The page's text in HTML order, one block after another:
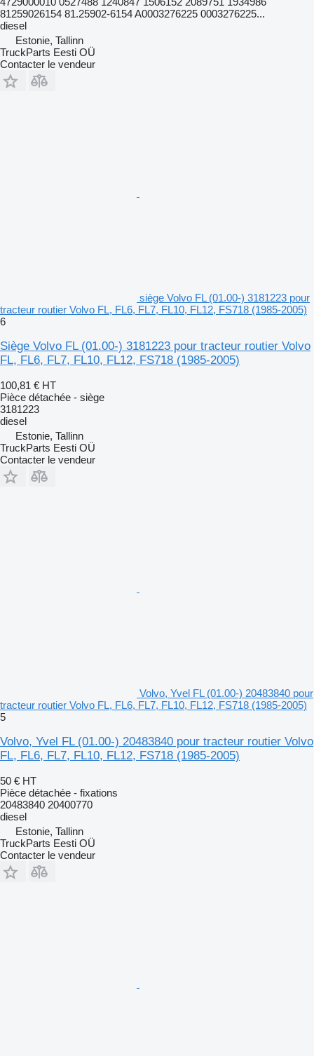
81259026154 81.25902-6154 A0003276225 0003276225...
diesel
Estonie, Tallinn
TruckParts Eesti OÜ
Contacter le vendeur
siège Volvo FL (01.00-) 3181223 pour
tracteur routier Volvo FL, FL6, FL7, FL10, FL12, FS718 (1985-2005)
6
Siège Volvo FL (01.00-) 3181223 pour tracteur routier Volvo
FL, FL6, FL7, FL10, FL12, FS718 (1985-2005)
100,81 € HT
Pièce détachée - siège
3181223
diesel
Estonie, Tallinn
TruckParts Eesti OÜ
Contacter le vendeur
Volvo, Yvel FL (01.00-) 20483840 pour
tracteur routier Volvo FL, FL6, FL7, FL10, FL12, FS718 (1985-2005)
5
Volvo, Yvel FL (01.00-) 20483840 pour tracteur routier Volvo
FL, FL6, FL7, FL10, FL12, FS718 (1985-2005)
50 € HT
Pièce détachée - fixations
20483840 20400770
diesel
Estonie, Tallinn
TruckParts Eesti OÜ
Contacter le vendeur